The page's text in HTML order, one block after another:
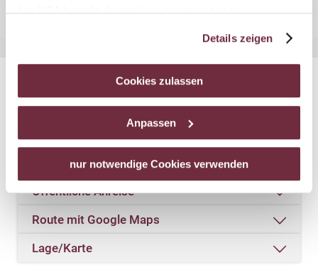
den USA besteht derzeit kein angemessenes
dass staatliche Sicherheitsbehörden entsprechende
Anordnungen gegenüber den Drittanbietern (Google und
Meta Platforms, Inc.) treffen, um Zugriff zu Daten zu
Kontroll- und Überwachungszwecken zu erhalten.
Rechtsschutzmöglichkeiten. Zudem werden von den
USA keine geeigneten Garantien für den Schutz
personenbezogener Daten gewährt. Wir leiten nur Ihre IP-
Adresse (in gekürzter Form, sodass keine eindeutige
Zuordnung möglich ist) sowie technische Informationen
wie Browser, Internetanbieter, Endgerät und
Details betreffend Cookies und einer möglichen späteren
Details zeigen
Cookies zulassen
Anpassen
nur notwendige Cookies verwenden
Standort & Anreise
Kontakt
Öffentliche Anreise
Route mit Google Maps
Lage/Karte